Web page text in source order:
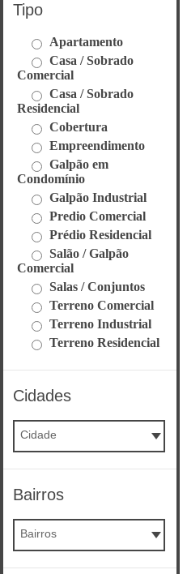
Tipo
Apartamento
Casa / Sobrado
Comercial
Casa / Sobrado
Residencial
Cobertura
Empreendimento
Galpão em
Condomínio
Galpão Industrial
Predio Comercial
Prédio Residencial
Salão / Galpão
Comercial
Salas / Conjuntos
Terreno Comercial
Terreno Industrial
Terreno Residencial
Cidades
Cidade
Bairros
Bairros